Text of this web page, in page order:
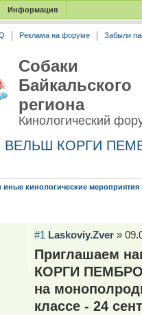
Информация
Реклама на форуме Забыли
Собаки
Байкальского
региона
Кинологический
ВЕЛЬШ КОРГИ
иные кинологические мероприятия
#1 Laskoviy.Zver»
Приглашаем
КОРГИ
на
классе - 24